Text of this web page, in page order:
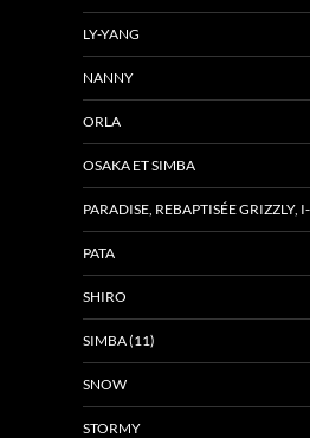
LY-YANG
NANNY
ORLA
OSAKA ET SIMBA
PARADISE, REBAPTISÉE GRIZZLY,
PATA
SHIRO
SIMBA (11)
SNOW
STORMY